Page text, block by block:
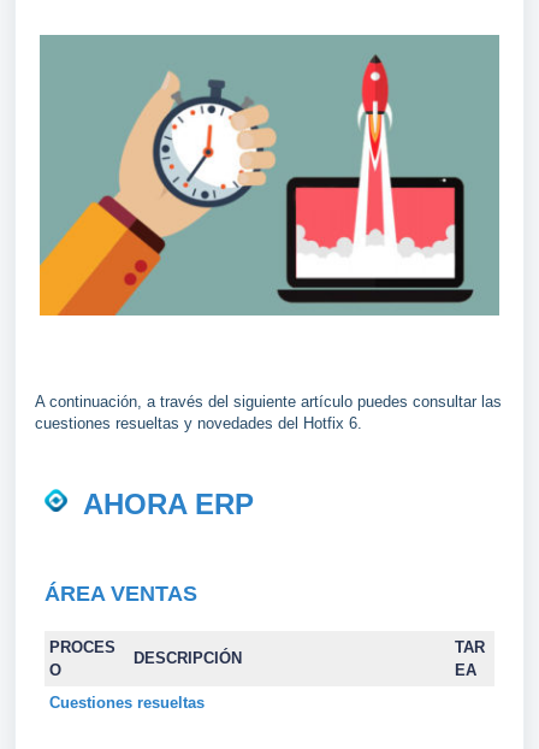
A continuación, a través del siguiente artículo puedes consultar las
cuestiones resueltas y novedades del Hotfix 6.
AHORA ERP
ÁREA VENTAS
PROCES
O
DESCRIPCIÓN
TAR
EA
Cuestiones resueltas